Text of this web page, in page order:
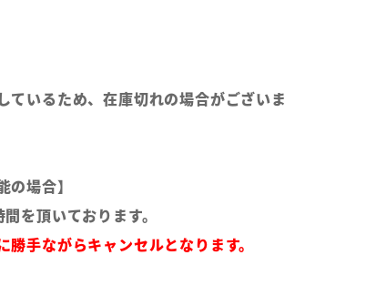
ているため、在庫切れの場合がございま
の場合】
を頂いております。
勝手ながらキャンセルとなります。